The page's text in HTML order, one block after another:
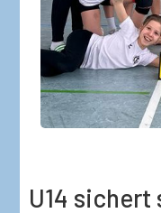
U14 sichert